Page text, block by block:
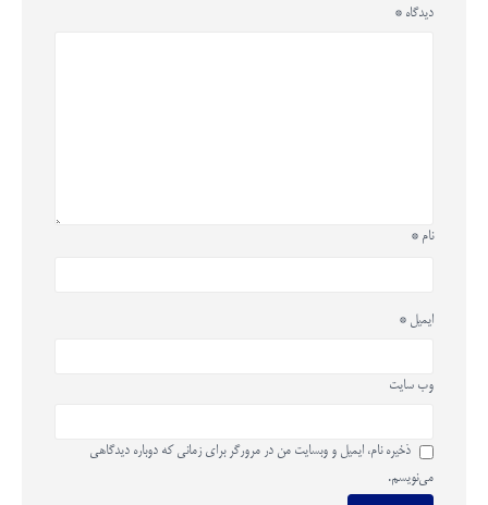
دیدگاه *
نام *
ایمیل *
وب‌ سایت
ذخیره نام، ایمیل و وبسایت من در مرورگر برای زمانی که دوباره دیدگاهی
می‌نویسم.